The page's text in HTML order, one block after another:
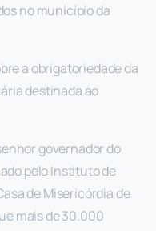
no município da
a obrigatoriedade da
destinada ao
governador do
pelo Instituto de
de Misericórdia de
mais de 30.000